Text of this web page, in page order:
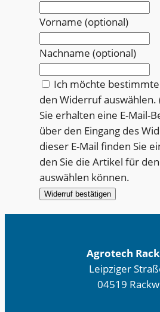
Vorname(optional)
Nachname(optional)
Ich möchte
den Widerruf auswählen.
Sie erhalten eine E-Mail-
über den Eingang des
dieser E-Mail finden Sie
den Sie die Artikel für
auswählen können.
Widerruf bestätigen
Agrotech
Leipziger
04519